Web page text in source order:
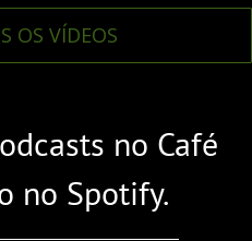
OS VÍDEOS
no Café
no Spotify.